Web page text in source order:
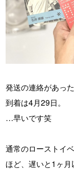
発送の連絡があっ
到着は4月29日。
…早いです笑
通常のローストイ
ほど、遅いと1ヶ